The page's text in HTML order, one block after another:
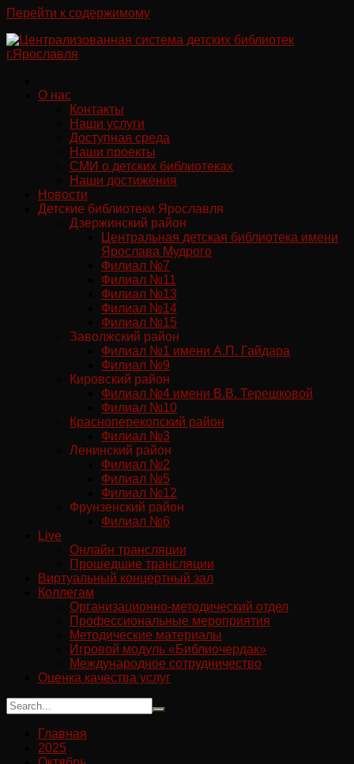
Перейти к содержимому
О нас
Контакты
Наши услуги
Доступная среда
Наши проекты
СМИ о детских библиотеках
Наши достижения
Новости
Детские библиотеки Ярославля
Дзержинский район
Центральная детская библиотека имени
Ярослава Мудрого
Филиал №7
Филиал №11
Филиал №13
Филиал №14
Филиал №15
Заволжский район
Филиал №1 имени А.П. Гайдара
Филиал №9
Кировский район
Филиал №4 имени В.В. Терешковой
Филиал №10
Красноперекопский район
Филиал №3
Ленинский район
Филиал №2
Филиал №5
Филиал №12
Фрунзенский район
Филиал №6
Live
Онлайн трансляции
Прошедшие трансляции
Виртуальный концертный зал
Коллегам
Организационно-методический отдел
Профессиональные мероприятия
Методические материалы
Игровой модуль «Библиочердак»
Международное сотрудничество
Оценка качества услуг
Главная
2025